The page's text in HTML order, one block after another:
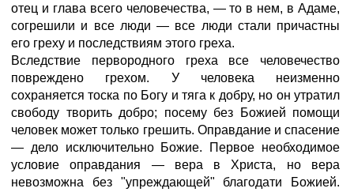
отец и глава всего человечества, — то в нем, в Адаме,
согрешили и все люди — все люди стали причастны
его греху и последствиям этого греха.
Вследствие первородного греха все человечество
повреждено грехом. У человека неизменно
сохраняется тоска по Богу и тяга к добру, но он утратил
свободу творить добро; посему без Божией помощи
человек может только грешить. Оправдание и спасение
— дело исключительно Божие. Первое необходимое
условие оправдания — вера в Христа, но вера
невозможна без "упреждающей" благодати Божией.